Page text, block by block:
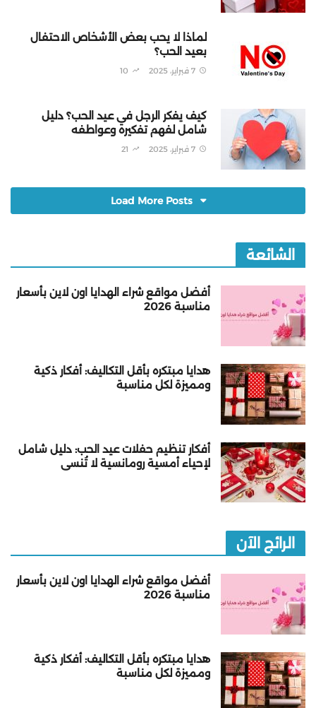
لماذا لا يحب بعض الأشخاص الاحتفال
بعيد الحب؟
7 فبراير، 2025 10
كيف يفكر الرجل في عيد الحب؟ دليل
شامل لفهم تفكيره وعواطفه
7 فبراير، 2025 21
Load More Posts
الشائعة
أفضل مواقع شراء الهدايا اون لاين بأسعار
مناسبة 2026
هدايا مبتكره بأقل التكاليف: أفكار ذكية
ومميزة لكل مناسبة
أفكار تنظيم حفلات عيد الحب: دليل شامل
لإحياء أمسية رومانسية لا تُنسى
الرائج الآن
أفضل مواقع شراء الهدايا اون لاين بأسعار
مناسبة 2026
هدايا مبتكره بأقل التكاليف: أفكار ذكية
ومميزة لكل مناسبة